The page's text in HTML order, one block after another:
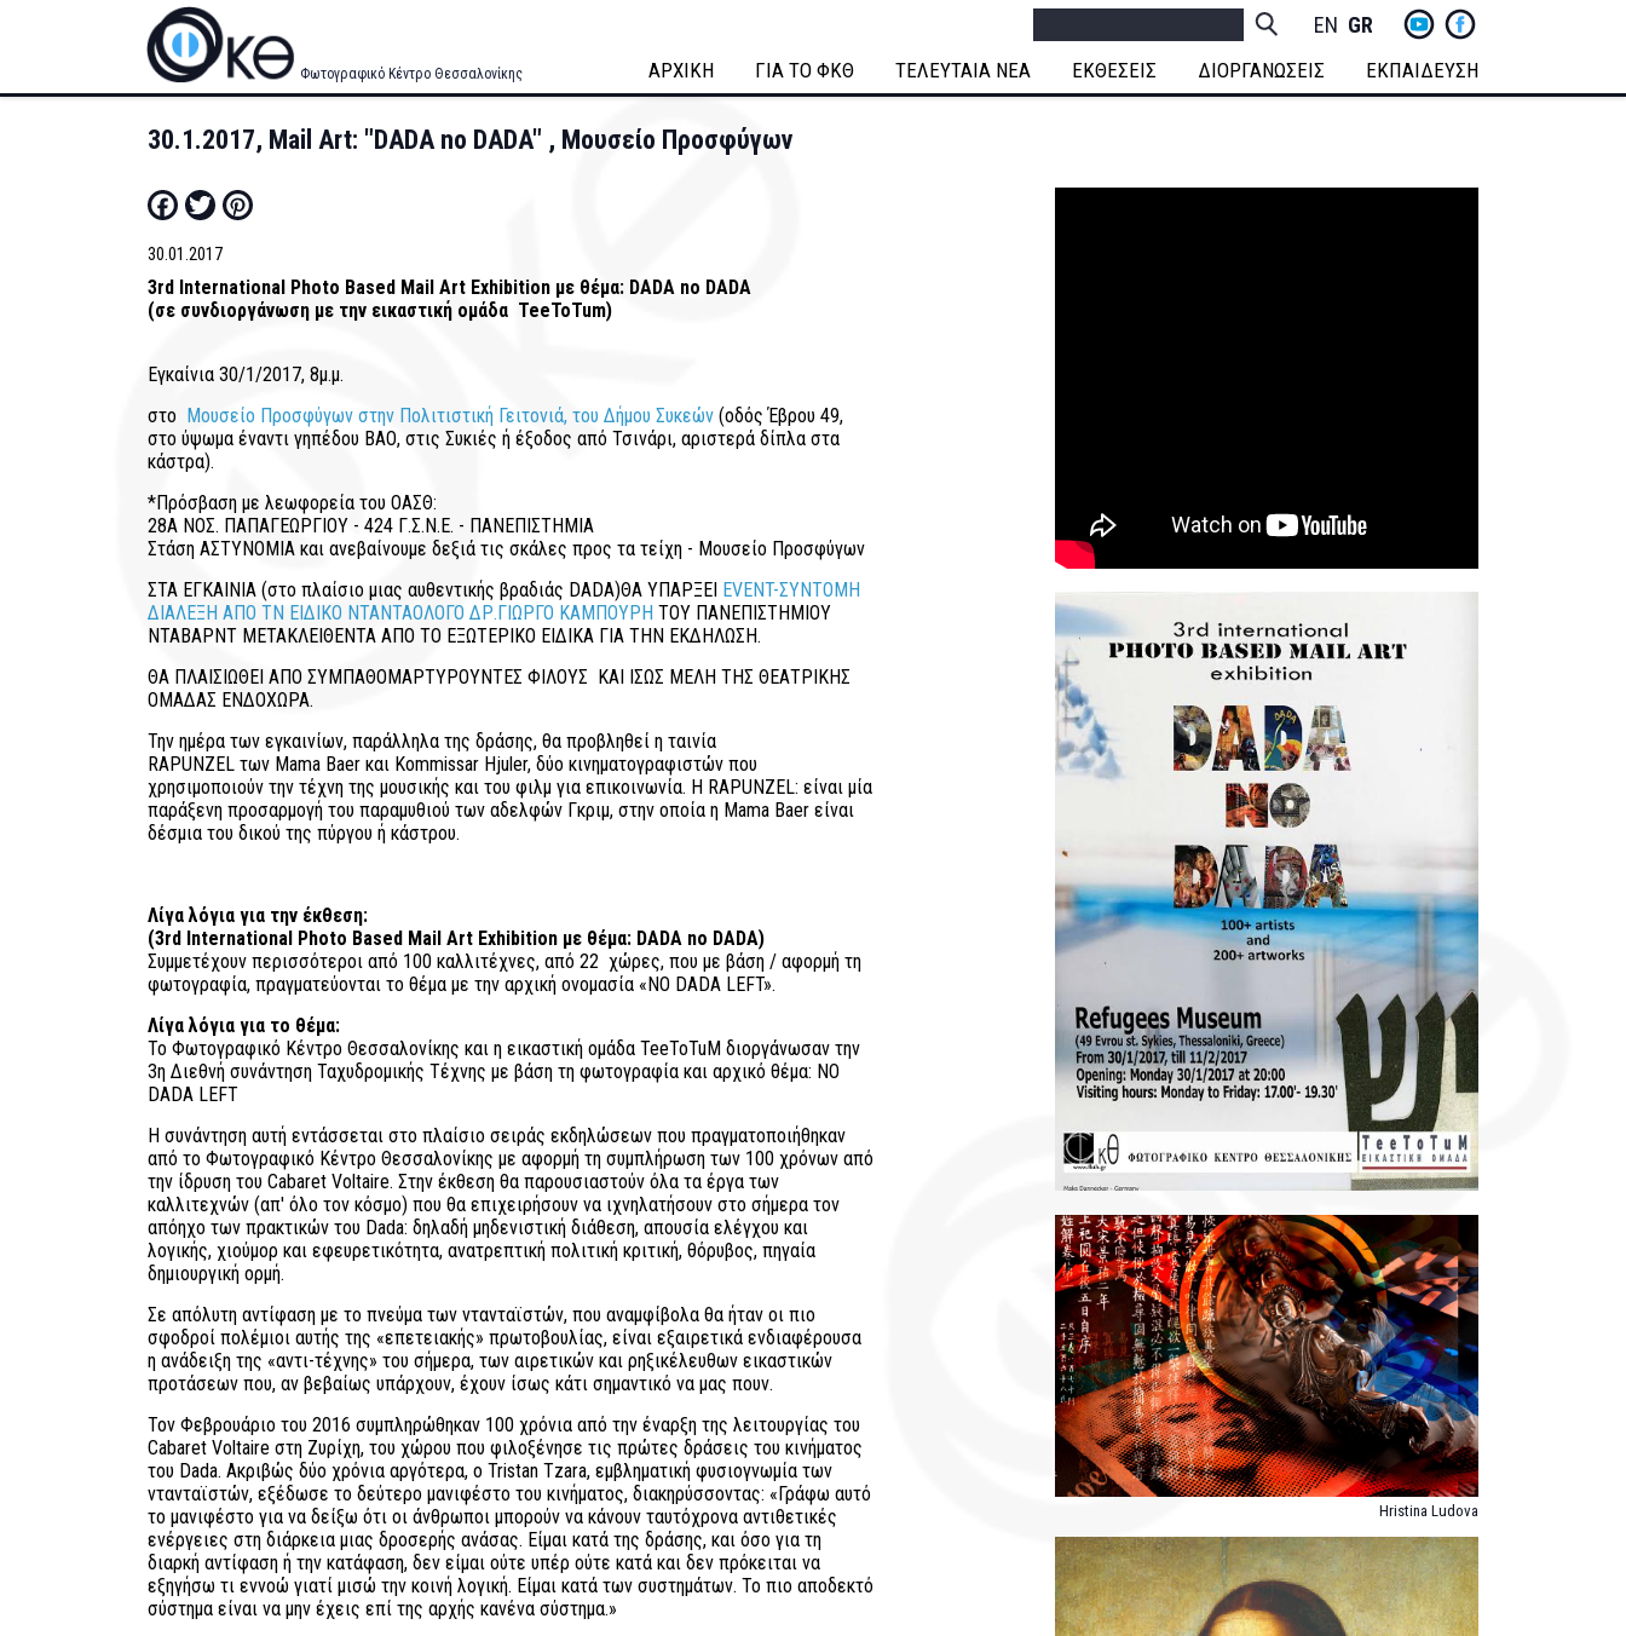
Φωτογραφικό Κέντρο Θεσσαλονίκης
Socials
Menu
ENGLISHGREEK
ΑΡΧΙΚΗ ΓΙΑ ΤΟ ΦΚΘ ΤΕΛΕΥΤΑΙΑ ΝΕΑ ΕΚΘΕΣΕΙΣ ΔΙΟΡΓΑΝΩΣΕΙΣ ΕΚΠΑΙΔΕΥΣΗ
30.1.2017, Mail Art: "DADA no DADA" , Μουσείο Προσφύγων
Facebook
Twitter
30.01.2017
3rd International Photo Based Mail Art Exhibition με θέμα: DADA no DADA
(σε συνδιοργάνωση με την εικαστική ομάδα TeeToTum)
Εγκαίνια 30/1/2017, 8μ.μ.
στο Μουσείο Προσφύγων στην Πολιτιστική Γειτονιά, του Δήμου Συκεών (οδός Έβρου 49,
στο ύψωμα έναντι γηπέδου ΒΑΟ, στις Συκιές ή έξοδος από Τσινάρι, αριστερά δίπλα στα
κάστρα).
*Πρόσβαση με λεωφορεία του ΟΑΣΘ:
28A ΝΟΣ. ΠΑΠΑΓΕΩΡΓΙΟΥ - 424 Γ.Σ.Ν.Ε. - ΠΑΝΕΠΙΣΤΗΜΙΑ
Στάση ΑΣΤΥΝΟΜΙΑ και ανεβαίνουμε δεξιά τις σκάλες προς τα τείχη - Μουσείο Προσφύγων
ΣΤΑ ΕΓΚΑΙΝΙΑ (στο πλαίσιο μιας αυθεντικής βραδιάς DADA)ΘΑ ΥΠΑΡΞΕΙ EVENT-ΣΥΝΤΟΜΗ
ΔΙΑΛΕΞΗ ΑΠΟ ΤΝ ΕΙΔΙΚΟ ΝΤΑΝΤΑΟΛΟΓΟ ΔΡ.ΓΙΩΡΓΟ ΚΑΜΠΟΥΡΗ ΤΟΥ ΠΑΝΕΠΙΣΤΗΜΙΟΥ
ΝΤΑΒΑΡΝΤ ΜΕΤΑΚΛΕΙΘΕΝΤΑ ΑΠΟ ΤΟ ΕΞΩΤΕΡΙΚΟ ΕΙΔΙΚΑ ΓΙΑ ΤΗΝ ΕΚΔΗΛΩΣΗ.
ΘΑ ΠΛΑΙΣΙΩΘΕΙ ΑΠΟ ΣΥΜΠΑΘΟΜΑΡΤΥΡΟΥΝΤΕΣ ΦΙΛΟΥΣ ΚΑΙ ΙΣΩΣ ΜΕΛΗ ΤΗΣ ΘΕΑΤΡΙΚΗΣ
ΟΜΑΔΑΣ ΕΝΔΟΧΩΡΑ.
Την ημέρα των εγκαινίων, παράλληλα της δράσης, θα προβληθεί η ταινία
RAPUNZEL των Mama Baer και Kommissar Hjuler, δύο κινηματογραφιστών που
χρησιμοποιούν την τέχνη της μουσικής και του φιλμ για επικοινωνία. Η RAPUNZEL: είναι μία
παράξενη προσαρμογή του παραμυθιού των αδελφών Γκριμ, στην οποία η Mama Baer είναι
δέσμια του δικού της πύργου ή κάστρου.
Λίγα λόγια για την έκθεση:
(3rd International Photo Based Mail Art Exhibition με θέμα: DADA no DADA)
Συμμετέχουν περισσότεροι από 100 καλλιτέχνες, από 22 χώρες, που με βάση / αφορμή τη
φωτογραφία, πραγματεύονται το θέμα με την αρχική ονομασία «NO DADA LEFT».
Λίγα λόγια για το θέμα:
Το Φωτογραφικό Κέντρο Θεσσαλονίκης και η εικαστική ομάδα TeeToTuM διοργάνωσαν την
3η Διεθνή συνάντηση Ταχυδρομικής Τέχνης με βάση τη φωτογραφία και αρχικό θέμα: NO
DADA LEFT
Η συνάντηση αυτή εντάσσεται στο πλαίσιο σειράς εκδηλώσεων που πραγματοποιήθηκαν
από το Φωτογραφικό Κέντρο Θεσσαλονίκης με αφορμή τη συμπλήρωση των 100 χρόνων από
την ίδρυση του Cabaret Voltaire. Στην έκθεση θα παρουσιαστούν όλα τα έργα των
καλλιτεχνών (απ' όλο τον κόσμο) που θα επιχειρήσουν να ιχνηλατήσουν στο σήμερα τον
απόηχο των πρακτικών του Dada: δηλαδή μηδενιστική διάθεση, απουσία ελέγχου και
λογικής, χιούμορ και εφευρετικότητα, ανατρεπτική πολιτική κριτική, θόρυβος, πηγαία
δημιουργική ορμή.
Σε απόλυτη αντίφαση με το πνεύμα των ντανταϊστών, που αναμφίβολα θα ήταν οι πιο
σφοδροί πολέμιοι αυτής της «επετειακής» πρωτοβουλίας, είναι εξαιρετικά ενδιαφέρουσα
η ανάδειξη της «αντι-τέχνης» του σήμερα, των αιρετικών και ρηξικέλευθων εικαστικών
προτάσεων που, αν βεβαίως υπάρχουν, έχουν ίσως κάτι σημαντικό να μας πουν.
Τον Φεβρουάριο του 2016 συμπληρώθηκαν 100 χρόνια από την έναρξη της λειτουργίας του
Cabaret Voltaire στη Ζυρίχη, του χώρου που φιλοξένησε τις πρώτες δράσεις του κινήματος
του Dada. Ακριβώς δύο χρόνια αργότερα, ο Tristan Tzara, εμβληματική φυσιογνωμία των
ντανταϊστών, εξέδωσε το δεύτερο μανιφέστο του κινήματος, διακηρύσσοντας: «Γράφω αυτό
το μανιφέστο για να δείξω ότι οι άνθρωποι μπορούν να κάνουν ταυτόχρονα αντιθετικές
ενέργειες στη διάρκεια μιας δροσερής ανάσας. Είμαι κατά της δράσης, και όσο για τη
διαρκή αντίφαση ή την κατάφαση, δεν είμαι ούτε υπέρ ούτε κατά και δεν πρόκειται να
εξηγήσω τι εννοώ γιατί μισώ την κοινή λογική. Είμαι κατά των συστημάτων. Το πιο αποδεκτό
σύστημα είναι να μην έχεις επί της αρχής κανένα σύστημα.»